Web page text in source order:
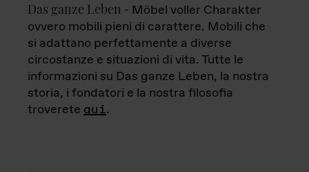
Das ganze Leben - Möbel voller Charakter
ovvero mobili pieni di carattere. Mobili che
si adattano perfettamente a diverse
circostanze e situazioni di vita. Tutte le
informazioni su Das ganze Leben, la nostra
storia, i fondatori e la nostra filosofia
troverete qui.